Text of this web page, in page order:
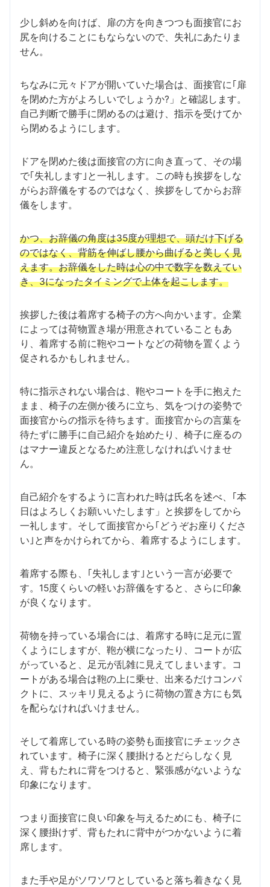
少し斜めを向けば、扉の方を向きつつも面接官にお
尻を向けることにもならないので、失礼にあたりま
せん。
ちなみに元々ドアが開いていた場合は、面接官に｢扉
を閉めた方がよろしいでしょうか?」と確認します。
自己判断で勝手に閉めるのは避け、指示を受けてか
ら閉めるようにします。
ドアを閉めた後は面接官の方に向き直って、その場
で｢失礼します｣と一礼します。この時も挨拶をしな
がらお辞儀をするのではなく、挨拶をしてからお辞
儀をします。
かつ、お辞儀の角度は35度が理想で、頭だけ下げる
のではなく、背筋を伸ばし腰から曲げると美しく見
えます。お辞儀をした時は心の中で数字を数えてい
き、3になったタイミングで上体を起こします。
挨拶した後は着席する椅子の方へ向かいます。企業
によっては荷物置き場が用意されていることもあ
り、着席する前に鞄やコートなどの荷物を置くよう
促されるかもしれません。
特に指示されない場合は、鞄やコートを手に抱えた
まま、椅子の左側か後ろに立ち、気をつけの姿勢で
面接官からの指示を待ちます。面接官からの言葉を
待たずに勝手に自己紹介を始めたり、椅子に座るの
はマナー違反となるため注意しなければいけませ
ん。
自己紹介をするように言われた時は氏名を述べ、｢本
日はよろしくお願いいたします」と挨拶をしてから
一礼します。そして面接官から｢どうぞお座りくださ
い｣と声をかけられてから、着席するようにします。
着席する際も、｢失礼します｣という一言が必要で
す。15度くらいの軽いお辞儀をすると、さらに印象
が良くなります。
荷物を持っている場合には、着席する時に足元に置
くようにしますが、鞄が横になったり、コートが広
がっていると、足元が乱雑に見えてしまいます。コ
ートがある場合は鞄の上に乗せ、出来るだけコンパ
クトに、スッキリ見えるように荷物の置き方にも気
を配らなければいけません。
そして着席している時の姿勢も面接官にチェックさ
れています。椅子に深く腰掛けるとだらしなく見
え、背もたれに背をつけると、緊張感がないような
印象になります。
つまり面接官に良い印象を与えるためにも、椅子に
深く腰掛けず、背もたれに背中がつかないように着
席します。
また手や足がソワソワとしていると落ち着きなく見